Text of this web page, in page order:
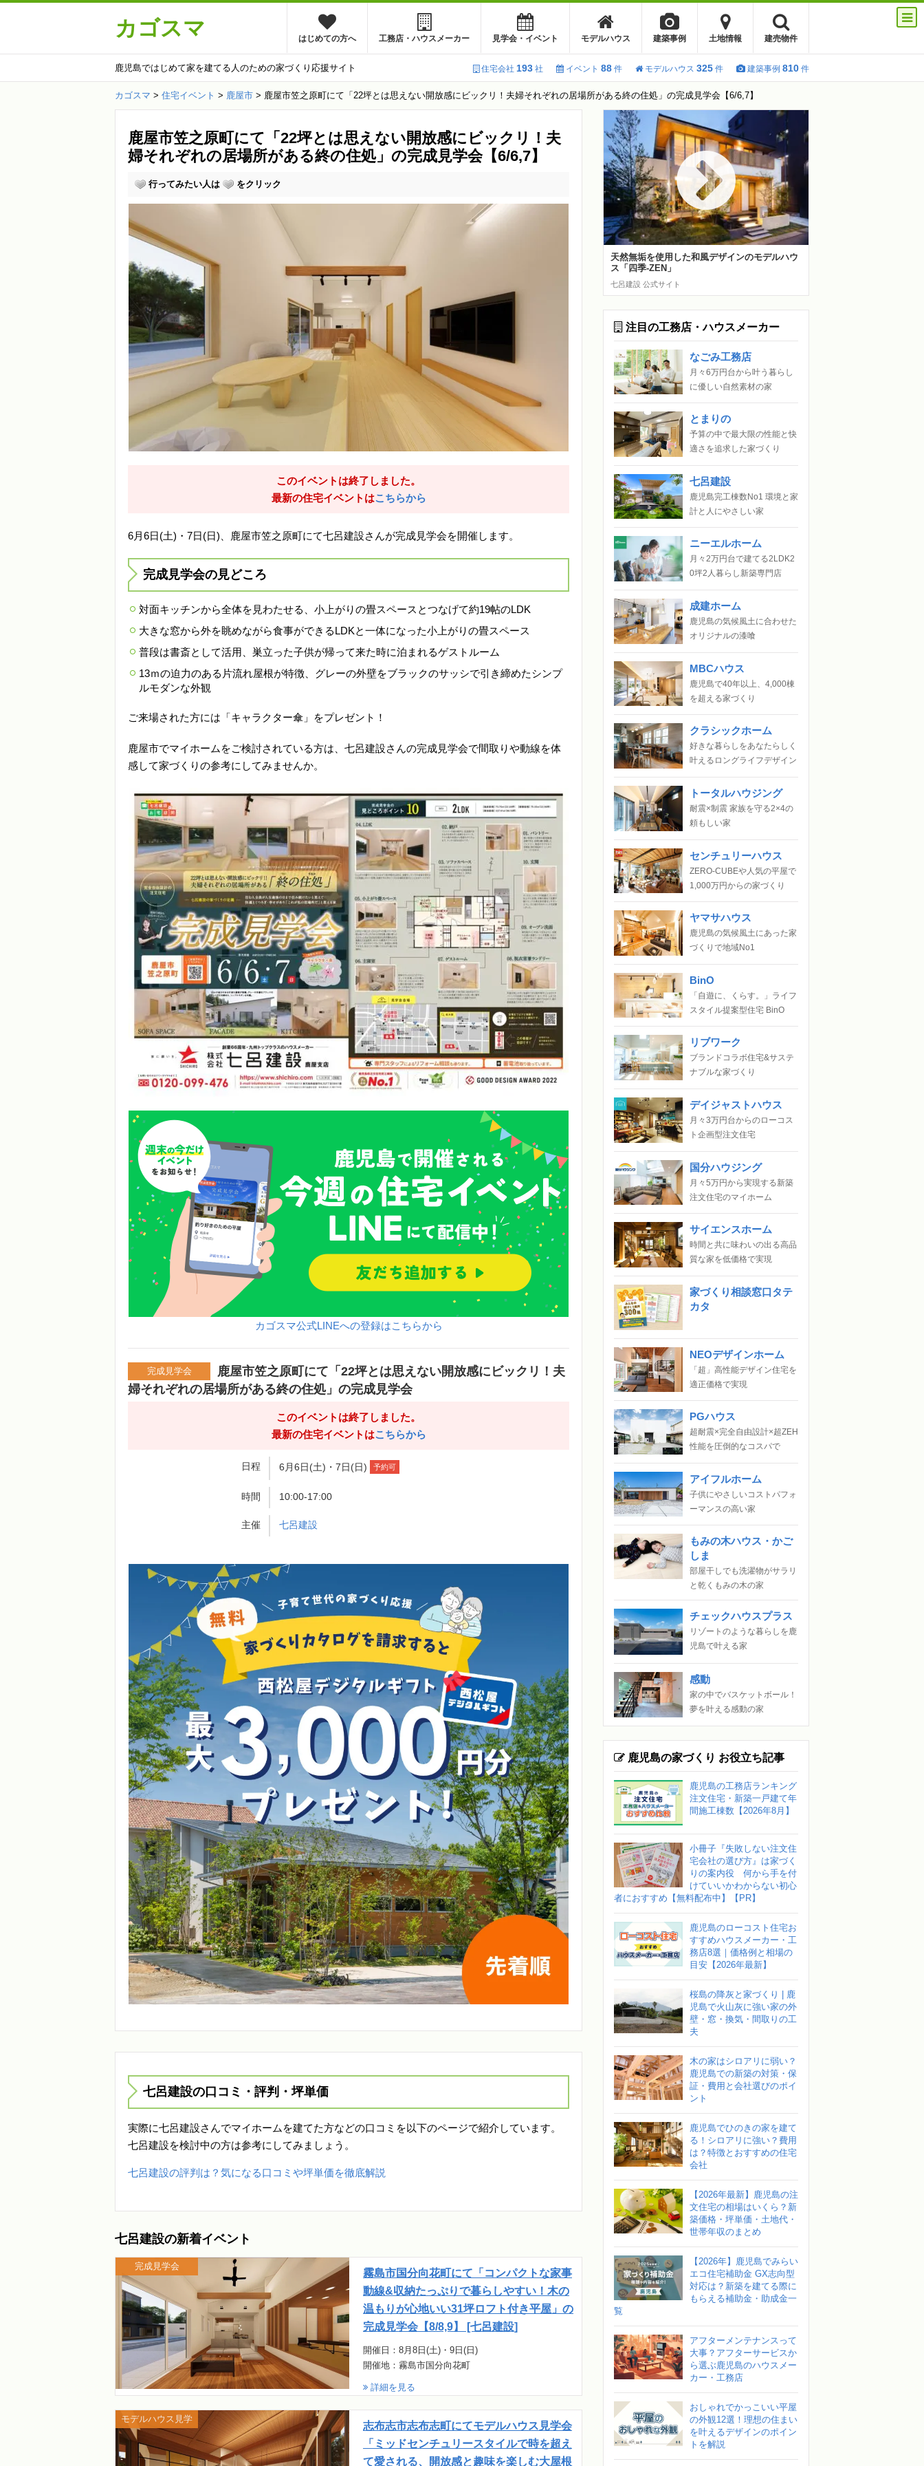
カゴスマ はじめての方へ 工務店・ハウスメーカー 見学会・イベント モデルハウス 建築事例 土地情報 建売物件
鹿児島ではじめて家を建てる人のための家づくり応援サイト 住宅会社 193 社 イベント 88 件 モデルハウス 325 件 建築事例 810 件
カゴスマ > 住宅イベント > 鹿屋市 > 鹿屋市笠之原町にて「22坪とは思えない開放感にビックリ！夫婦それぞれの居場所がある終の住処」の完成見学会【6/6,7】
鹿屋市笠之原町にて「22坪とは思えない開放感にビックリ！夫
婦それぞれの居場所がある終の住処」の完成見学会【6/6,7】
行ってみたい人は をクリック
このイベントは終了しました。
最新の住宅イベントはこちらから
6月6日(土)・7日(日)、鹿屋市笠之原町にて七呂建設さんが完成見学会を開催します。
完成見学会の見どころ
対面キッチンから全体を見わたせる、小上がりの畳スペースとつなげて約19帖のLDK
大きな窓から外を眺めながら食事ができるLDKと一体になった小上がりの畳スペース
普段は書斎として活用、巣立った子供が帰って来た時に泊まれるゲストルーム
13ｍの迫力のある片流れ屋根が特徴、グレーの外壁をブラックのサッシで引き締めたシンプ
ルモダンな外観
ご来場された方には「キャラクター傘」をプレゼント！
鹿屋市でマイホームをご検討されている方は、七呂建設さんの完成見学会で間取りや動線を体
感して家づくりの参考にしてみませんか。
カゴスマ公式LINEへの登録はこちらから
鹿屋市笠之原町にて「22坪とは思えない開放感にビックリ！夫
婦それぞれの居場所がある終の住処」の完成見学会
このイベントは終了しました。
最新の住宅イベントはこちらから
日程 6月6日(土)・7日(日) 予約可
時間 10:00-17:00
主催 七呂建設
完成見学会
七呂建設の口コミ・評判・坪単価
実際に七呂建設さんでマイホームを建てた方などの口コミを以下のページで紹介しています。
七呂建設を検討中の方は参考にしてみましょう。
七呂建設の評判は？気になる口コミや坪単価を徹底解説
七呂建設の新着イベント
霧島市国分向花町にて「コンパクトな家事
動線&収納たっぷりで暮らしやすい！木の
温もりが心地いい31坪ロフト付き平屋」の
完成見学会【8/8,9】 [七呂建設]
開催日：8月8日(土)・9日(日)
開催地：霧島市国分向花町
詳細を見る
完成見学会
志布志市志布志町にてモデルハウス見学会
「ミッドセンチュリースタイルで時を超え
て愛される、開放感と趣味を楽しむ大屋根
モデルハウス見学
天然無垢を使用した和風デザインのモデルハウ
ス「四季-ZEN」
七呂建設 公式サイト
注目の工務店・ハウスメーカー
なごみ工務店
月々6万円台から叶う暮らし
に優しい自然素材の家
とまりの
予算の中で最大限の性能と快
適さを追求した家づくり
七呂建設
鹿児島完工棟数No1 環境と家
計と人にやさしい家
ニーエルホーム
月々2万円台で建てる2LDK2
0坪2人暮らし新築専門店
成建ホーム
鹿児島の気候風土に合わせた
オリジナルの漆喰
MBCハウス
鹿児島で40年以上、4,000棟
を超える家づくり
クラシックホーム
好きな暮らしをあなたらしく
叶えるロングライフデザイン
トータルハウジング
耐震×制震 家族を守る2×4の
頼もしい家
センチュリーハウス
ZERO-CUBEや人気の平屋で
1,000万円からの家づくり
ヤマサハウス
鹿児島の気候風土にあった家
づくりで地域No1
BinO
「自遊に、くらす。」ライフ
スタイル提案型住宅 BinO
リブワーク
ブランドコラボ住宅&サステ
ナブルな家づくり
デイジャストハウス
月々3万円台からのローコス
ト企画型注文住宅
国分ハウジング
月々5万円から実現する新築
注文住宅のマイホーム
サイエンスホーム
時間と共に味わいの出る高品
質な家を低価格で実現
家づくり相談窓口タテ
カタ
NEOデザインホーム
「超」高性能デザイン住宅を
適正価格で実現
PGハウス
超耐震×完全自由設計×超ZEH
性能を圧倒的なコスパで
アイフルホーム
子供にやさしいコストパフォ
ーマンスの高い家
もみの木ハウス・かご
しま
部屋干しでも洗濯物がサラリ
と乾くもみの木の家
チェックハウスプラス
リゾートのような暮らしを鹿
児島で叶える家
感動
家の中でバスケットボール！
夢を叶える感動の家
鹿児島の家づくり お役立ち記事
鹿児島の工務店ランキング
注文住宅・新築一戸建て年
間施工棟数【2026年8月】
小冊子『失敗しない注文住
宅会社の選び方』は家づく
りの案内役 何から手を付
けていいかわからない初心
者におすすめ【無料配布中】【PR】
鹿児島のローコスト住宅お
すすめハウスメーカー・工
務店8選｜価格例と相場の
目安【2026年最新】
桜島の降灰と家づくり | 鹿
児島で火山灰に強い家の外
壁・窓・換気・間取りの工
夫
木の家はシロアリに弱い？
鹿児島での新築の対策・保
証・費用と会社選びのポイ
ント
鹿児島でひのきの家を建て
る！シロアリに強い？費用
は？特徴とおすすめの住宅
会社
【2026年最新】鹿児島の注
文住宅の相場はいくら？新
築価格・坪単価・土地代・
世帯年収のまとめ
【2026年】鹿児島でみらい
エコ住宅補助金 GX志向型
対応は？新築を建てる際に
もらえる補助金・助成金一
覧
アフターメンテナンスって
大事？アフターサービスか
ら選ぶ鹿児島のハウスメー
カー・工務店
おしゃれでかっこいい平屋
の外観12選！理想の住まい
を叶えるデザインのポイン
トを解説